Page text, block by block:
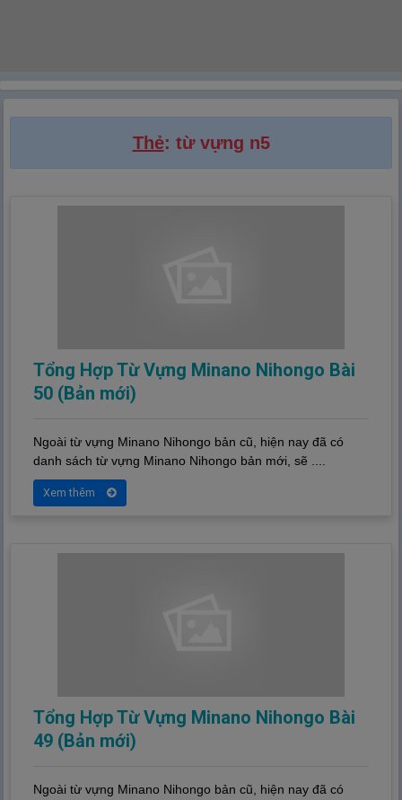
Thẻ: từ vựng n5
Tổng Hợp Từ Vựng Minano Nihongo Bài
50 (Bản mới)
Ngoài từ vựng Minano Nihongo bản cũ, hiện nay đã có
danh sách từ vựng Minano Nihongo bản mới, sẽ ....
Xem thêm
Tổng Hợp Từ Vựng Minano Nihongo Bài
49 (Bản mới)
Ngoài từ vựng Minano Nihongo bản cũ, hiện nay đã có